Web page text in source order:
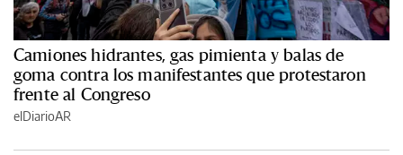
Camiones hidrantes, gas pimienta y balas de
goma contra los manifestantes que protestaron
frente al Congreso
elDiarioAR